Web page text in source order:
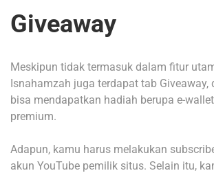
Giveaway
Meskipun tidak termasuk dalam fitur
Isnahamzah juga terdapat tab Giveaway,
bisa mendapatkan hadiah berupa e-
premium.
Adapun, kamu harus melakukan
akun YouTube pemilik situs. Selain itu,